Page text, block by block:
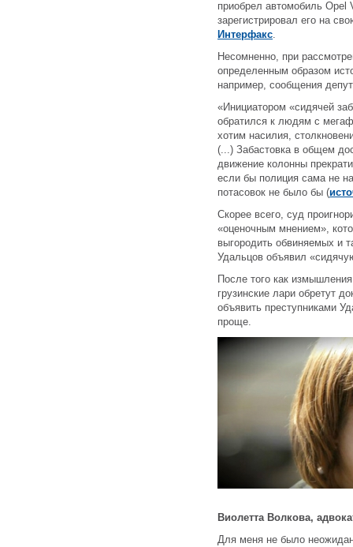
приобрел автомобиль Opel
зарегистрировал его на
Интерфакс.
Несомненно, при
определенным образом
например, сообщения
«Инициатором «сидячей
обратился к людям с
хотим насилия,
(...) Забастовка в общем
движение колонны
если бы полиция сама не
потасовок не было бы (
Скорее всего, суд
«оценочным мнением»,
выгородить обвиняемых и
Удальцов объявил
После того как
грузинские лари обретут
объявить преступниками
проще.
Виолетта Волкова,
Для меня не было